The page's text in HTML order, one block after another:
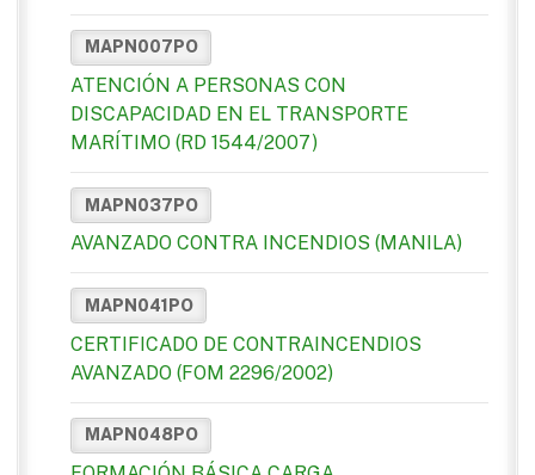
MAPN007PO
ATENCIÓN A PERSONAS CON
DISCAPACIDAD EN EL TRANSPORTE
MARÍTIMO (RD 1544/2007)
MAPN037PO
AVANZADO CONTRA INCENDIOS (MANILA)
MAPN041PO
CERTIFICADO DE CONTRAINCENDIOS
AVANZADO (FOM 2296/2002)
MAPN048PO